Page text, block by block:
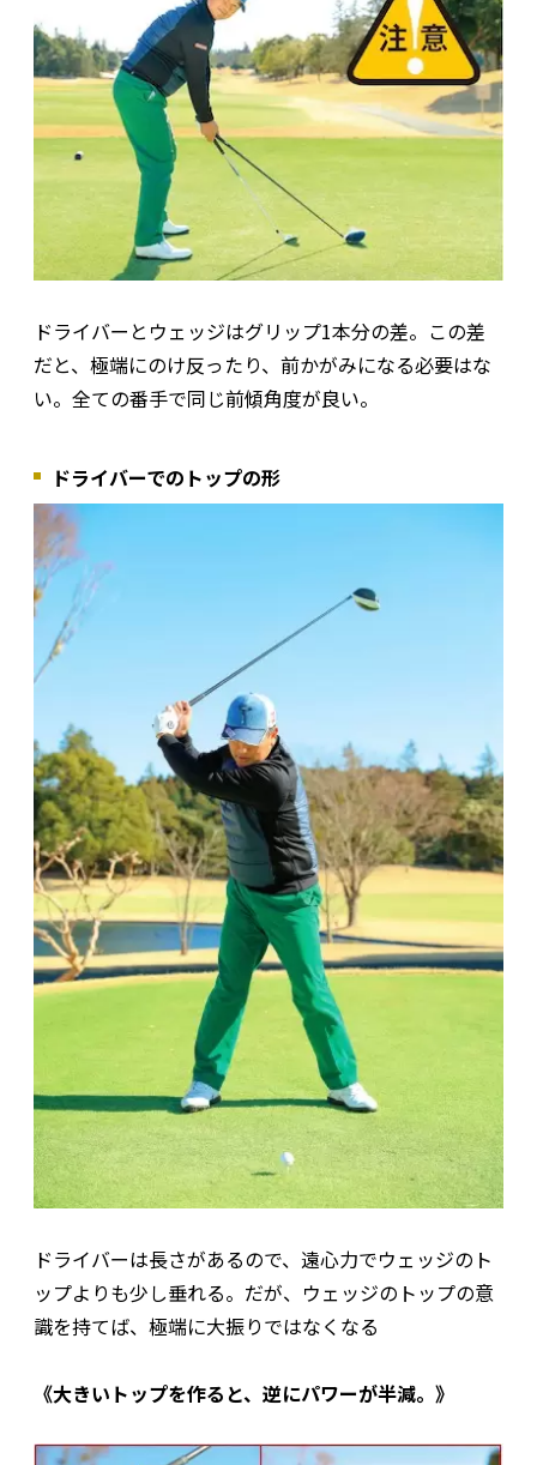
ドライバーとウェッジはグリップ1本分の差。この差
だと、極端にのけ反ったり、前かがみになる必要はな
い。全ての番手で同じ前傾角度が良い。
ドライバーでのトップの形
ドライバーは長さがあるので、遠心力でウェッジのト
ップよりも少し垂れる。だが、ウェッジのトップの意
識を持てば、極端に大振りではなくなる
《大きいトップを作ると、逆にパワーが半減。》